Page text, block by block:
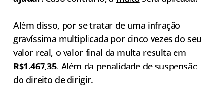
Além disso, por se tratar de uma infração
gravíssima multiplicada por cinco vezes do seu
valor real, o valor final da multa resulta em
R$1.467,35. Além da penalidade de suspensão
do direito de dirigir.